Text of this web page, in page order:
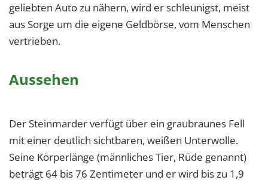
geliebten Auto zu nähern, wird er schleunigst, meist
aus Sorge um die eigene Geldbörse, vom Menschen
vertrieben.
Aussehen
Der Steinmarder verfügt über ein graubraunes Fell
mit einer deutlich sichtbaren, weißen Unterwolle.
Seine Körperlänge (männliches Tier, Rüde genannt)
beträgt 64 bis 76 Zentimeter und er wird bis zu 1,9
Vimeo